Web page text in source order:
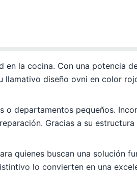
la cocina. Con una potencia
llamativo diseño ovni en color
o departamentos pequeños.
Gracias a su
quienes buscan una solución
lo convierten en una